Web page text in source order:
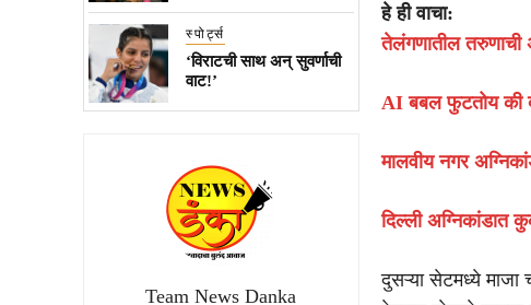
स्पोर्ट्स
‘विराटची साथ अन् सुवर्णाची
वाट!’
Team News Danka
हे ही वाचा:
तेलंगणातील तरुणाची
AI बबल फुटतोय की
मालवीय नगर
दिल्ली अग्निकांडात
दुसऱ्या सेटमध्ये माजा